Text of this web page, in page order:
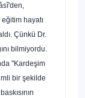
hayatı
Çünkü Dr.
bilmiyordu.
"Kardeşim
bir şekilde